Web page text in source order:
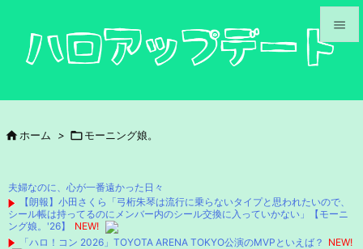



次へ
検索
 ホーム > モーニング娘。
夫婦なのに、心が一番遠かった日々
【朗報】小田さくら「弓桁朱琴は流行に乗らないタイプと思われたいので、
シール帳は持ってるのにメンバー内のシール交換に入っていかない」【モーニ
ング娘。'26】
NEW!
「ハロ！コン 2026」TOYOTA ARENA TOKYO公演のMVPといえば？ NEW!